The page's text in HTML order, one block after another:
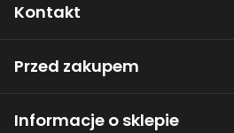
Kontakt
Przed zakupem
Informacje o sklepie